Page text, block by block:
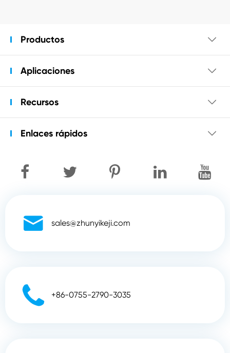
Productos 
Aplicaciones 
Recursos 
Enlaces rápidos 
 sales@zhunyikeji.com
 +86-0755-2790-3035